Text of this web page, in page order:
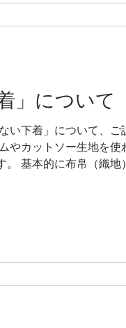
」について
い下着」について、ご
やカットソー生地を使
。 基本的に布帛（織地